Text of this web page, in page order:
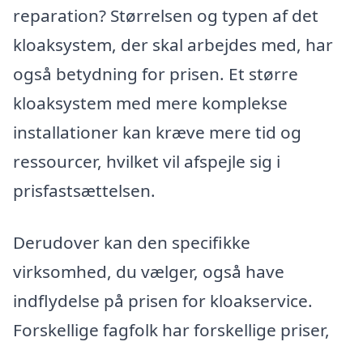
reparation? Størrelsen og typen af det
kloaksystem, der skal arbejdes med, har
også betydning for prisen. Et større
kloaksystem med mere komplekse
installationer kan kræve mere tid og
ressourcer, hvilket vil afspejle sig i
prisfastsættelsen.
Derudover kan den specifikke
virksomhed, du vælger, også have
indflydelse på prisen for kloakservice.
Forskellige fagfolk har forskellige priser,